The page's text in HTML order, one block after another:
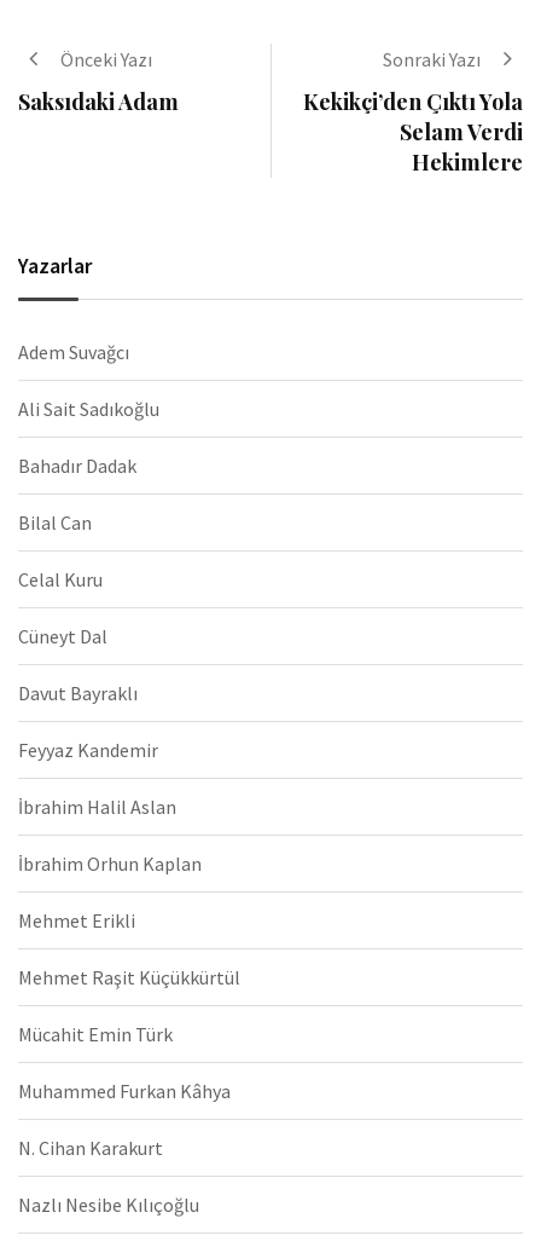
Önceki Yazı
Saksıdaki Adam
Sonraki Yazı
Kekikçi’den Çıktı Yola
Selam Verdi
Hekimlere
Yazarlar
Adem Suvağcı
Ali Sait Sadıkoğlu
Bahadır Dadak
Bilal Can
Celal Kuru
Cüneyt Dal
Davut Bayraklı
Feyyaz Kandemir
İbrahim Halil Aslan
İbrahim Orhun Kaplan
Mehmet Erikli
Mehmet Raşit Küçükkürtül
Mücahit Emin Türk
Muhammed Furkan Kâhya
N. Cihan Karakurt
Nazlı Nesibe Kılıçoğlu